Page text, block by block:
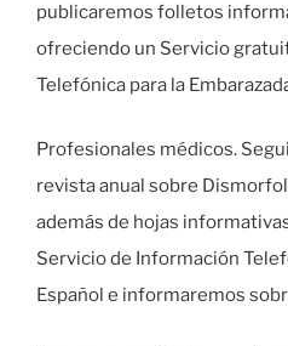
publicaremos folletos
ofreciendo un Servicio
Telefónica para la
Profesionales médicos.
revista anual sobre
además de hojas
Servicio de Información
Español e informaremos